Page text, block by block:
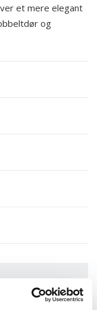
et mere elegant
og
ALLE NCS S OG